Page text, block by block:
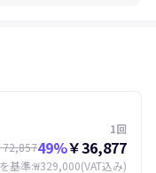
1回
72,85749%￥36,877
基準:₩329,000(VAT込み)